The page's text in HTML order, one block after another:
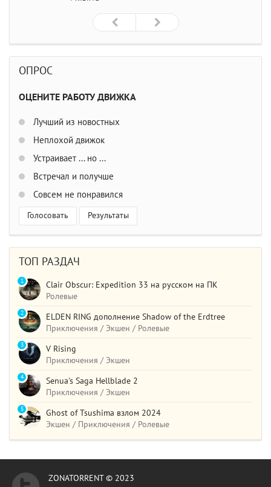
ОПРОС
ОЦЕНИТЕ РАБОТУ ДВИЖКА
Лучший из новостных
Неплохой движок
Устраивает ... но ...
Встречал и получше
Совсем не понравился
Голосовать Результаты
ТОП РАЗДАЧ
Clair Obscur: Expedition 33 на русском на ПК
Ролевые
1
ELDEN RING дополнение Shadow of the Erdtree
Приключения / Экшен / Ролевые
2
V Rising
Приключения / Экшен
3
Senua's Saga Hellblade 2
Приключения / Экшен
4
Ghost of Tsushima взлом 2024
Экшен / Приключения / Ролевые
5
ZONATORRENT © 2023